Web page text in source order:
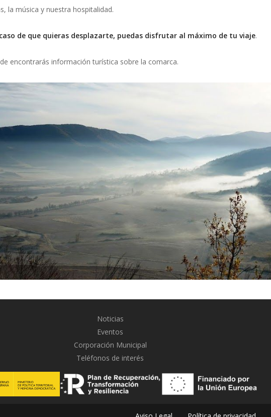
la música y nuestra hospitalidad.
de que quieras desplazarte, puedas disfrutar al máximo de tu viaje.
encontrarás información turística sobre la comarca.
Noticias
Eventos
Corporación Municipal
Teléfonos de interés